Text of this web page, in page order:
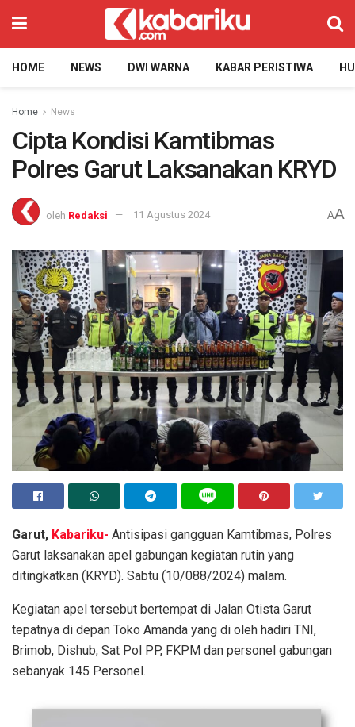
HOME NEWS DWI WARNA KABAR PERISTIWA
Home News
Cipta Kondisi Kamtibmas
Polres Garut Laksanakan KRYD
oleh Redaksi 11 Agustus 2024 AA
Garut, Kabariku- Antisipasi gangguan Kamtibmas, Polres
Garut laksanakan apel gabungan kegiatan rutin yang
ditingkatkan (KRYD). Sabtu (10/088/2024) malam.
Kegiatan apel tersebut bertempat di Jalan Otista Garut
tepatnya di depan Toko Amanda yang di oleh hadiri TNI,
Brimob, Dishub, Sat Pol PP, FKPM dan personel gabungan
sebanyak 145 Personel.